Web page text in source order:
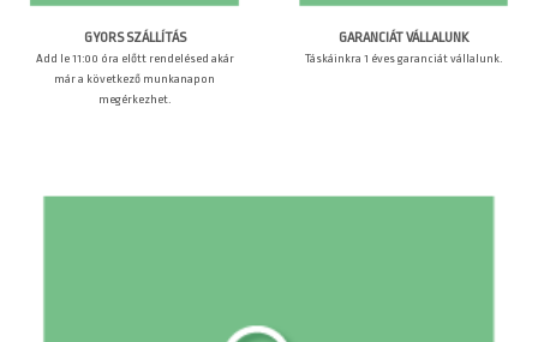
GYORS SZÁLLÍTÁS
Add le 11:00 óra előtt rendelésed akár
már a következő munkanapon
megérkezhet.
GARANCIÁT VÁLLALUNK
Táskáinkra 1 éves garanciát vállalunk.